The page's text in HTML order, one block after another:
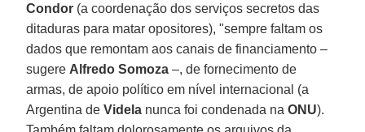
Condor (a coordenação dos serviços secretos das
ditaduras para matar opositores), "sempre faltam os
dados que remontam aos canais de financiamento –
sugereAlfredo Somoza –, de fornecimento de
armas, de apoio político em nível internacional (a
Argentina deVidela nunca foi condenada naONU).